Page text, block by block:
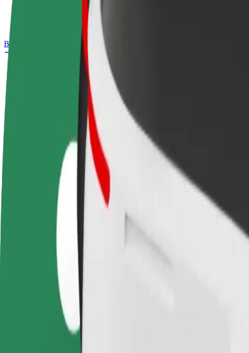
Perguntas Frequentes
Bolt Plus
Torne-se motorista
Ganhe dinheiro quando
Registe a sua frota de estafetas
Ganhe dinheiro a entregar
refeições
Como ir de Terminal 4 South Stockholm Arlanda Airport
À procura da melhor forma de fazer o percurso Terminal 4 South
Terminal 4 South Stockholm Arlanda Airport
Stockholm Bromma Airport (BMA)
Conveniência e conforto a poucos cliques de distância!
Viagens confiáveis em carros médios do dia a dia.
Tempo de viagem previsto